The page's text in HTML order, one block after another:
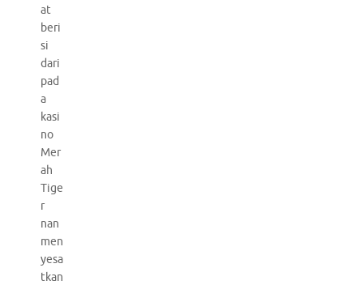
at
beri
si
dari
pad
a
kasi
no
Mer
ah
Tige
r
nan
men
yesa
tkan